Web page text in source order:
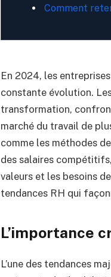
Comment
En 2024, les
constante évolution.
transformation,
marché du travail de
comme les méthodes
des salaires
valeurs et les besoins
tendances RH qui
L’importance
L’une des tendances